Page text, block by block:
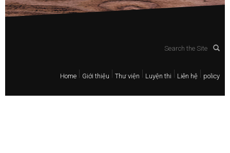
Home Giới thiệu Thư viện Luyện thi Liên hệ policy